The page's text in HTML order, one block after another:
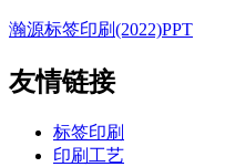
瀚源标签印刷(2022)PPT
友情链接
标签印刷
印刷工艺